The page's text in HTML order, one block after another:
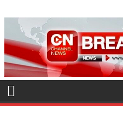
to
content